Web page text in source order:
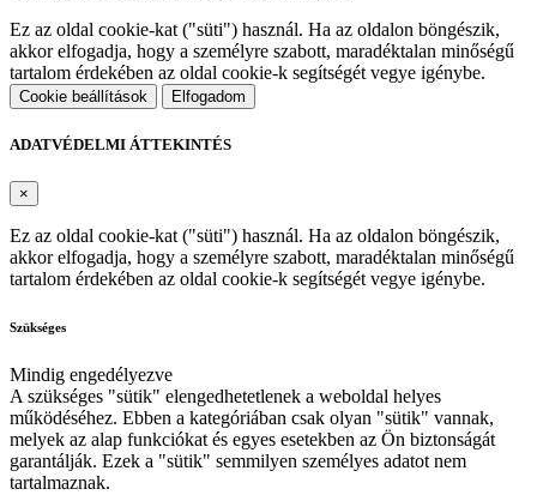
Ez az oldal cookie-kat ("süti") használ. Ha az oldalon böngészik,
akkor elfogadja, hogy a személyre szabott, maradéktalan minőségű
tartalom érdekében az oldal cookie-k segítségét vegye igénybe.
Cookie beállítások Elfogadom
ADATVÉDELMI ÁTTEKINTÉS
×
Ez az oldal cookie-kat ("süti") használ. Ha az oldalon böngészik,
akkor elfogadja, hogy a személyre szabott, maradéktalan minőségű
tartalom érdekében az oldal cookie-k segítségét vegye igénybe.
Szükséges
Mindig engedélyezve
A szükséges "sütik" elengedhetetlenek a weboldal helyes
működéséhez. Ebben a kategóriában csak olyan "sütik" vannak,
melyek az alap funkciókat és egyes esetekben az Ön biztonságát
garantálják. Ezek a "sütik" semmilyen személyes adatot nem
tartalmaznak.